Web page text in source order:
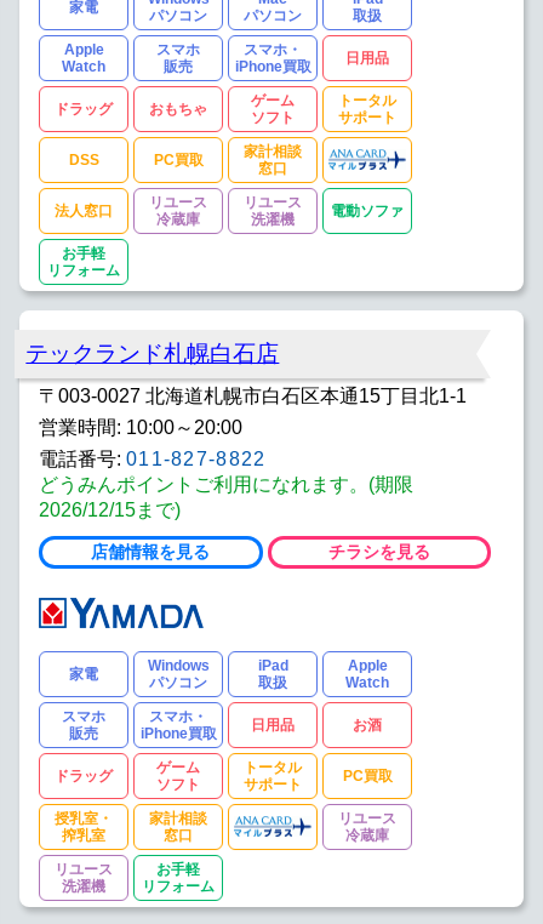
家電
パソコン
パソコン
取扱
Apple
Watch
スマホ
販売
スマホ・
iPhone買取
日用品
ドラッグ おもちゃ
ゲーム
ソフト
トータル
サポート
DSS PC買取
家計相談
窓口
法人窓口
リユース
冷蔵庫
リユース
洗濯機
電動ソファ
お手軽
リフォーム
テックランド札幌白石店
〒003-0027 北海道札幌市白石区本通15丁目北1-1
営業時間: 10:00～20:00
電話番号: 011-827-8822
どうみんポイントご利用になれます。(期限
2026/12/15まで)
店舗情報を見る チラシを見る
家電
Windows
パソコン
iPad
取扱
Apple
Watch
スマホ
販売
スマホ・
iPhone買取
日用品 お酒
ドラッグ
ゲーム
ソフト
トータル
サポート
PC買取
授乳室・
搾乳室
家計相談
窓口
リユース
冷蔵庫
リユース
洗濯機
お手軽
リフォーム